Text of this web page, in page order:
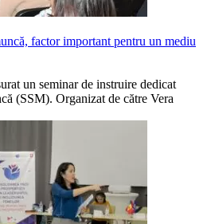
factor important pentru un mediu
un se­minar de instruire dedicat
(SSM). Organizat de către Vera